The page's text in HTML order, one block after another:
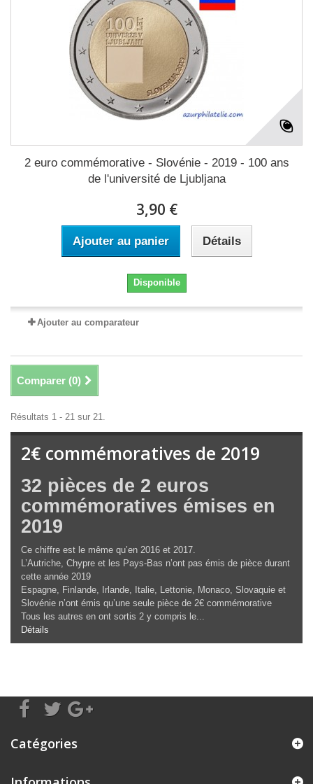
2 euro commémorative - Slovénie - 2019 - 100 ans
de l'université de Ljubljana
3,90 €
Ajouter au panier Détails
Disponible
Ajouter au comparateur
Comparer (0)
Résultats 1 - 21 sur 21.
2€ commémoratives de 2019
32 pièces de 2 euros
commémoratives émises en
2019
Ce chiffre est le même qu’en 2016 et 2017.
L’Autriche, Chypre et les Pays-Bas n’ont pas émis de pièce durant
cette année 2019
Espagne, Finlande, Irlande, Italie, Lettonie, Monaco, Slovaquie et
Slovénie n’ont émis qu’une seule pièce de 2€ commémorative
Tous les autres en ont sortis 2 y compris le...
Détails
Catégories